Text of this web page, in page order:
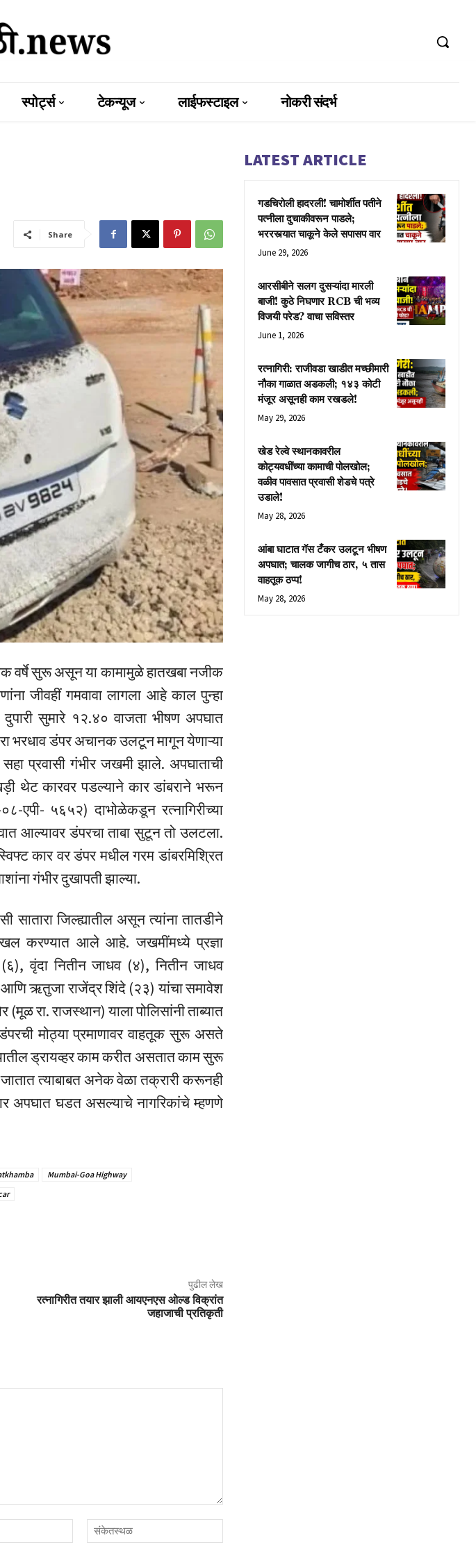
स्पोर्ट्स टेकन्यूज लाईफस्टाइल नोकरी संदर्भ
Share
वर्षे सुरू असून या कामामुळे हातखबा नजीक
जीवहीं गमवावा लागला आहे काल पुन्हा
सुमारे १२.४० वाजता भीषण अपघात
भरधाव डंपर अचानक उलटून मागून येणाऱ्या
प्रवासी गंभीर जखमी झाले. अपघाताची
थेट कारवर पडल्याने कार डांबराने भरून
एपी- ५६५२) दाभोळेकडून रत्नागिरीच्या
आल्यावर डंपरचा ताबा सुटून तो उलटला.
कार वर डंपर मधील गरम डांबरमिश्रित
गंभीर दुखापती झाल्या.
सातारा जिल्ह्यातील असून त्यांना तातडीने
करण्यात आले आहे. जखमींमध्ये प्रज्ञा
वृंदा नितीन जाधव (४), नितीन जाधव
ऋतुजा राजेंद्र शिंदे (२३) यांचा समावेश
रा. राजस्थान) याला पोलिसांनी ताब्यात
डंपरची मोठ्या प्रमाणावर वाहतूक सुरू असते
ड्रायव्हर काम करीत असतात काम सुरू
त्याबाबत अनेक वेळा तक्रारी करूनही
अपघात घडत असल्याचे नागरिकांचे म्हणणे
Mumbai-Goa Highway
पुढील लेख
रत्नागिरीत तयार झाली आयएनएस ओल्ड विक्रांत
जहाजाची प्रतिकृती
मेल*
LATEST ARTICLE
गडचिरोली हादरली! चामोर्शीत पतीने
पत्नीला दुचाकीवरून पाडले;
भररस्त्यात चाकूने केले सपासप वार
June 29, 2026
आरसीबीने सलग दुसऱ्यांदा मारली
बाजी! कुठे निघणार RCB ची भव्य
विजयी परेड? वाचा सविस्तर
June 1, 2026
रत्नागिरी: राजीवडा खाडीत मच्छीमारी
नौका गाळात अडकली; १४३ कोटी
मंजूर असूनही काम रखडले!
May 29, 2026
खेड रेल्वे स्थानकावरील
कोट्यवधींच्या कामाची पोलखोल;
वळीव पावसात प्रवासी शेडचे पत्रे
उडाले!
May 28, 2026
आंबा घाटात गॅस टँकर उलटून भीषण
अपघात; चालक जागीच ठार, ५ तास
वाहतूक ठप्प!
May 28, 2026